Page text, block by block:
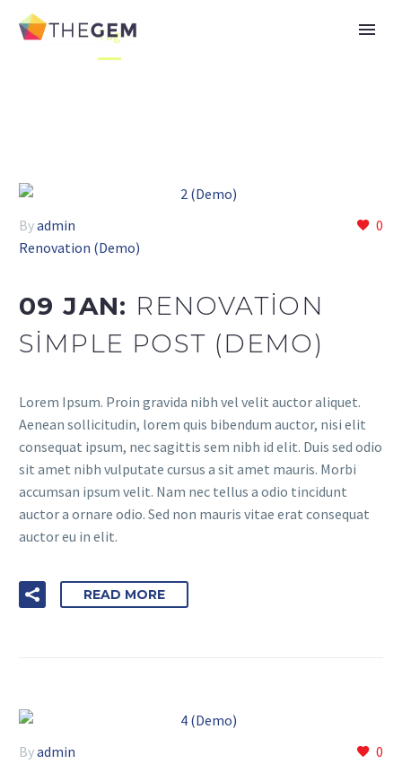
Home Tag
0
Byadmin
Renovation (Demo)
09 JAN: RENOVATION
SIMPLE POST (DEMO)
Lorem Ipsum. Proin gravida nibh vel velit auctor aliquet.
Aenean sollicitudin, lorem quis bibendum auctor, nisi elit
consequat ipsum, nec sagittis sem nibh id elit. Duis sed odio
sit amet nibh vulputate cursus a sit amet mauris. Morbi
accumsan ipsum velit. Nam nec tellus a odio tincidunt
auctor a ornare odio. Sed non mauris vitae erat consequat
auctor eu in elit.
READ MORE
0
Byadmin